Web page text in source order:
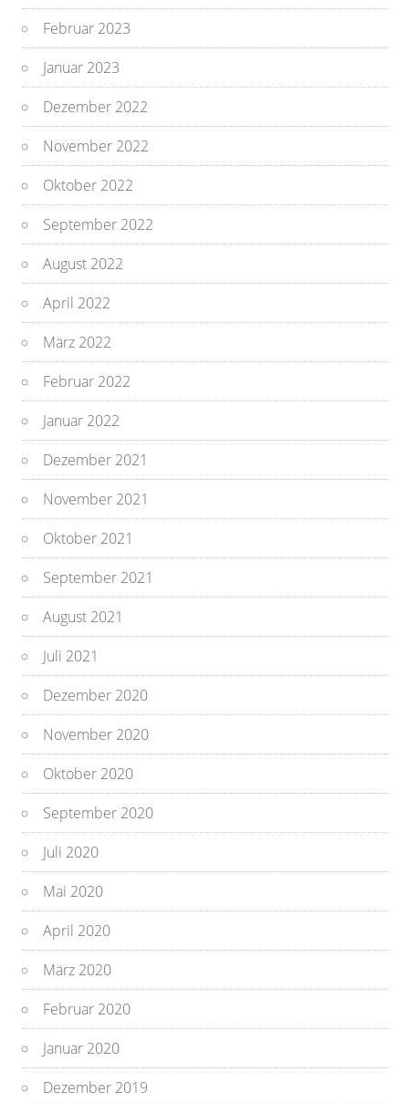
Februar 2023
Januar 2023
Dezember 2022
November 2022
Oktober 2022
September 2022
August 2022
April 2022
März 2022
Februar 2022
Januar 2022
Dezember 2021
November 2021
Oktober 2021
September 2021
August 2021
Juli 2021
Dezember 2020
November 2020
Oktober 2020
September 2020
Juli 2020
Mai 2020
April 2020
März 2020
Februar 2020
Januar 2020
Dezember 2019